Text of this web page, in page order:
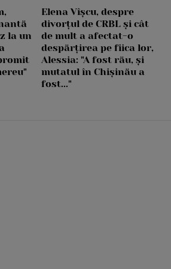
la un
Elena Vîșcu, despre
divorțul de CRBL și cât
de mult a afectat-o
despărțirea pe fiica lor,
Alessia: "A fost rău, și
mutatul în Chișinău a
fost..."